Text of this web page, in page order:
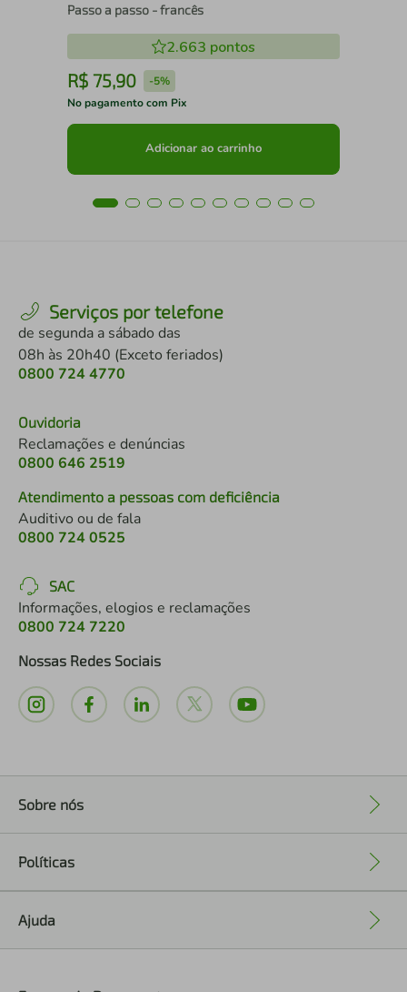
Passo a passo - francês
2.663 pontos
R$ 75,90 -5%
No pagamento com Pix
Adicionar ao carrinho
Serviços por telefone
de segunda a sábado das
08h às 20h40 (Exceto feriados)
0800 724 4770
Ouvidoria
Reclamações e denúncias
0800 646 2519
Atendimento a pessoas com deficiência
Auditivo ou de fala
0800 724 0525
SAC
Informações, elogios e reclamações
0800 724 7220
Nossas Redes Sociais
Sobre nós
Políticas
Ajuda